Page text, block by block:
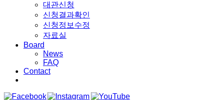
대관신청
신청결과확인
신청정보수정
자료실
Board
News
FAQ
Contact